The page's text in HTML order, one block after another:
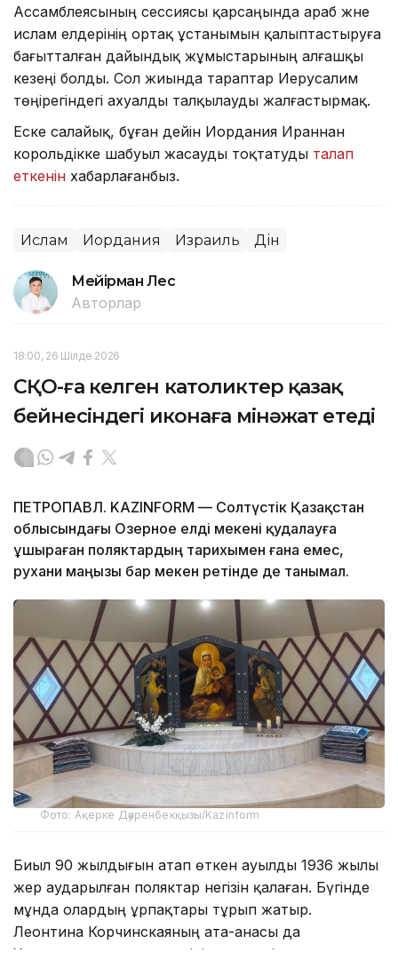
Ассамблеясының сессиясы қарсаңында араб және
ислам елдерінің ортақ ұстанымын қалыптастыруға
бағытталған дайындық жұмыстарының алғашқы
кезеңі болды. Сол жиында тараптар Иерусалим
төңірегіндегі ахуалды талқылауды жалғастырмақ.
Еске салайық, бұған дейін Иордания Ираннан
корольдікке шабуыл жасауды тоқтатуды талап
еткенін хабарлағанбыз.
Ислам Иордания Израиль Дін
Мейірман Лес
Авторлар
18:00, 26 Шілде 2026
СҚО-ға келген католиктер қазақ
бейнесіндегі иконаға мінәжат етеді
ПЕТРОПАВЛ. KAZINFORM — Солтүстік Қазақстан
облысындағы Озерное елді мекені қудалауға
ұшыраған поляктардың тарихымен ғана емес,
рухани маңызы бар мекен ретінде де танымал.
Фото: Ақерке Дәуренбекқызы/Kazinform
Биыл 90 жылдығын атап өткен ауылды 1936 жылы
жер аударылған поляктар негізін қалаған. Бүгінде
мұнда олардың ұрпақтары тұрып жатыр.
Леонтина Корчинскаяның ата-анасы да
Украинадан күштеп көшірілгендердің қатарында